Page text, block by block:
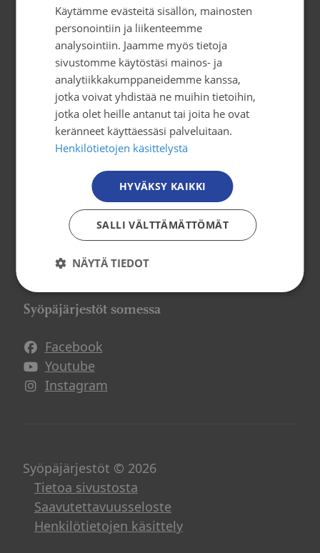
Mäkelänkatu 2, 4. kerros
00500 Helsinki
puh. 09 135 331
tiedotus@cancer.fi
Tilaa uutiskirje
Osallistu toimintaan
Tule mukaan
Mitä me teemme?
Vapaaehtoistoiminta
Syöpäjärjestöt somessa
Facebook
Avautuu uuteen ikkunaan
Youtube
Avautuu uuteen ikkunaan
Instagram
Avautuu uuteen ikkunaan
Syöpäjärjestöt © 2026
Tietoa sivustosta
Saavutettavuusseloste
Henkilötietojen käsittely
FINNISH
Käytämme evästeitä sisällön, mainosten
personointiin ja liikenteemme
analysointiin. Jaamme myös tietoja
sivustomme käytöstäsi mainos- ja
analytiikkakumppaneidemme kanssa,
jotka voivat yhdistää ne muihin tietoihin,
jotka olet heille antanut tai joita he ovat
keränneet käyttäessäsi palveluitaan.
Henkilötietojen käsittelystä
HYVÄKSY KAIKKI
SALLI VÄLTTÄMÄTTÖMÄT
NÄYTÄ TIEDOT